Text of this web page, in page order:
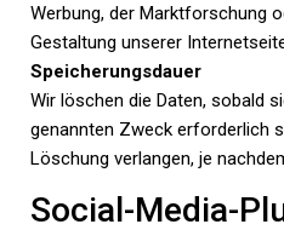
Werbung, der Marktforschung
Gestaltung unserer
Speicherungsdauer
Wir löschen die Daten, sobald
genannten Zweck erforderlich
Löschung verlangen, je
Social-Media-